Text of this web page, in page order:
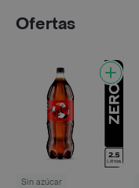
Ofertas
Sin azúcar